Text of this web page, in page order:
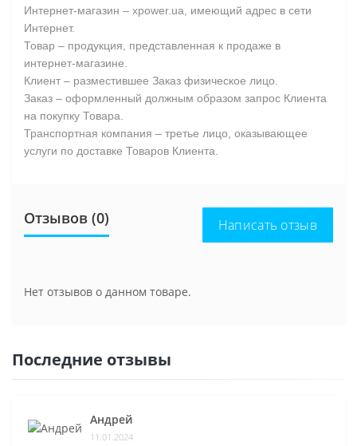
Интернет-магазин – xpower.ua, имеющий адрес в сети
Интернет.
Товар – продукция, представленная к продаже в
интернет-магазине.
Клиент – разместившее Заказ физическое лицо.
Заказ – оформленный должным образом запрос Клиента
на покупку Товара.
Транспортная компания – третье лицо, оказывающее
услуги по доставке Товаров Клиента.
Отзывов (0) Написать отзыв
Нет отзывов о данном товаре.
Последние отзывы
Андрей
11.01.2024